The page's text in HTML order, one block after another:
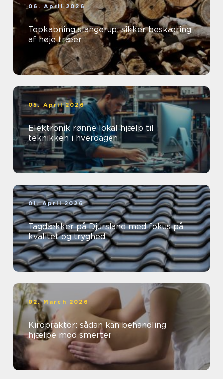
06. April 2026
Topkabning slangerup: sikker beskæring
af høje træer
05. April 2026
Elektronik rønne lokal hjælp til
teknikken i hverdagen
01. April 2026
Tagdækker på Djursland med fokus på
kvalitet og tryghed
02. March 2026
Kiropraktor: sådan kan behandling
hjælpe mod smerter